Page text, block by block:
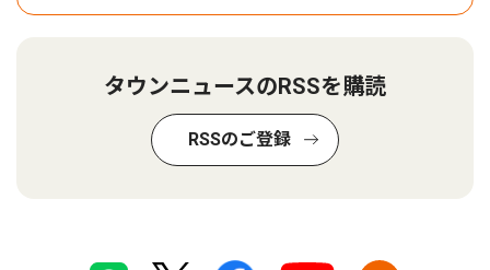
タウンニュースのRSSを購読
RSSのご登録